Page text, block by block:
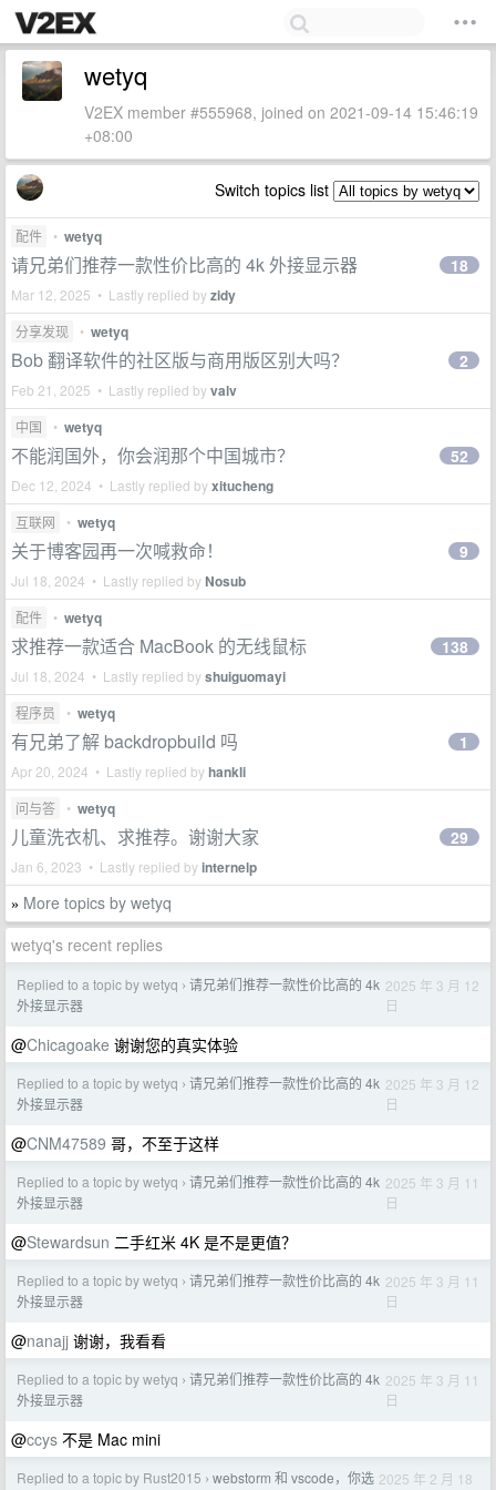
wetyq
V2EX member #555968, joined on 2021-09-14 15:46:19
+08:00
Switch topics list
配件 • wetyq
请兄弟们推荐一款性价比高的 4k 外接显示器
Mar 12, 2025 • Lastly replied byzidy
18
分享发现 • wetyq
Bob 翻译软件的社区版与商用版区别大吗？
Feb 21, 2025 • Lastly replied byvalv
2
中国 • wetyq
不能润国外，你会润那个中国城市？
Dec 12, 2024 • Lastly replied byxitucheng
52
互联网 • wetyq
关于博客园再一次喊救命！
Jul 18, 2024 • Lastly replied byNosub
9
配件 • wetyq
求推荐一款适合 MacBook 的无线鼠标
Jul 18, 2024 • Lastly replied byshuiguomayi
138
程序员 • wetyq
有兄弟了解 backdropbuild 吗
Apr 20, 2024 • Lastly replied byhankli
1
问与答 • wetyq
儿童洗衣机、求推荐。谢谢大家
Jan 6, 2023 • Lastly replied byinternelp
29
» More topics by wetyq
wetyq's recent replies
Replied to a topic by wetyq › 请兄弟们推荐一款性价比高的 4k
外接显示器
2025 年 3 月 12
日
@Chicagoake 谢谢您的真实体验
Replied to a topic by wetyq › 请兄弟们推荐一款性价比高的 4k
外接显示器
2025 年 3 月 12
日
@CNM47589 哥，不至于这样
Replied to a topic by wetyq › 请兄弟们推荐一款性价比高的 4k
外接显示器
2025 年 3 月 11
日
@Stewardsun 二手红米 4K 是不是更值？
Replied to a topic by wetyq › 请兄弟们推荐一款性价比高的 4k
外接显示器
2025 年 3 月 11
日
@nanajj 谢谢，我看看
Replied to a topic by wetyq › 请兄弟们推荐一款性价比高的 4k
外接显示器
2025 年 3 月 11
日
@ccys 不是 Mac mini
Replied to a topic by Rust2015 › webstorm 和 vscode，你选 2025 年 2 月 18